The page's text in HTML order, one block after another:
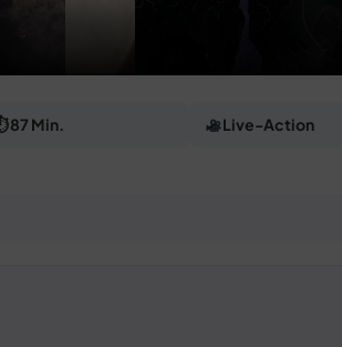
87 Min. Live-Action